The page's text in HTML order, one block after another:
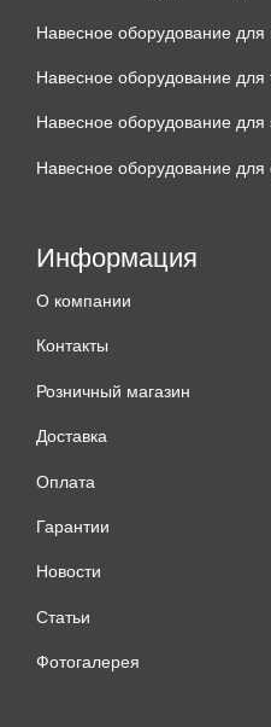
Навесное оборудование для
Навесное оборудование для
Навесное оборудование для
Навесное оборудование для
Информация
О компании
Контакты
Розничный магазин
Доставка
Оплата
Гарантии
Новости
Статьи
Фотогалерея